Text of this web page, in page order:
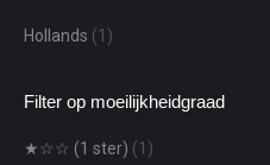
Hollands (1)
Filter op moeilijkheidgraad
★☆☆ (1 ster) (1)